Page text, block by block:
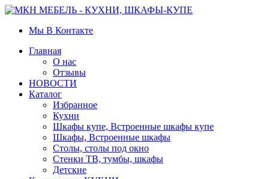
Мы В Контакте
Главная
О нас
Отзывы
НОВОСТИ
Каталог
Избранное
Кухни
Шкафы купе, Встроенные шкафы купе
Шкафы, Встроенные шкафы
Столы, столы под окно
Стенки ТВ, тумбы, шкафы
Детские